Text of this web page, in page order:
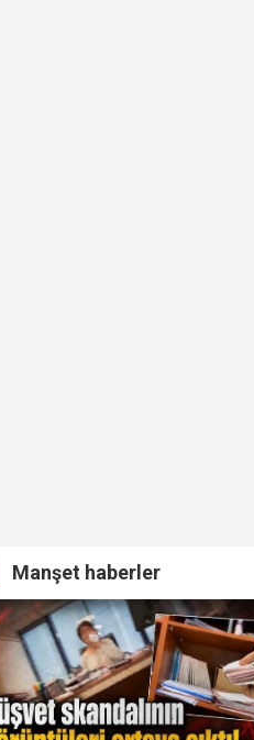
ve görseller çıktı!
kapsam dışında…
ben oradan alırım…'
Manşet haberler